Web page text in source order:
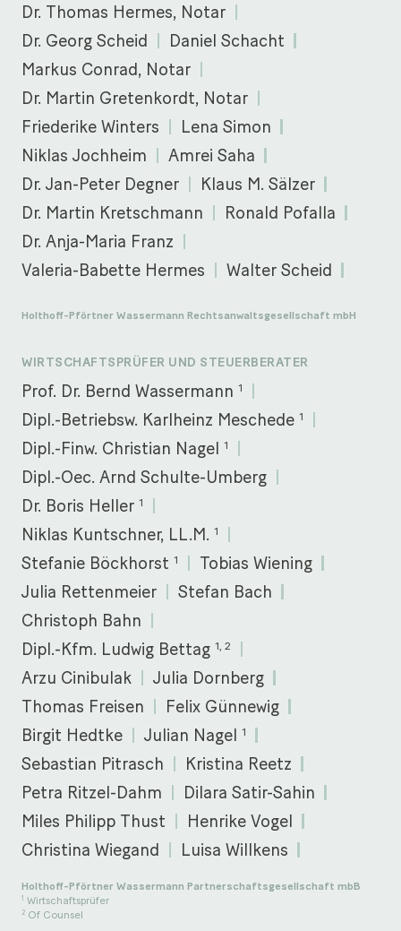
Dr. Thomas Hermes, Notar
Dr. Georg Scheid
Daniel Schacht
Markus Conrad, Notar
Dr. Martin Gretenkordt, Notar
Friederike Winters
Lena Simon
Niklas Jochheim
Amrei Saha
Dr. Jan-Peter Degner
Klaus M. Sälzer
Dr. Martin Kretschmann
Ronald Pofalla
Dr. Anja-Maria Franz
Valeria-Babette Hermes
Walter Scheid
Holthoff-Pförtner Wassermann Rechtsanwaltsgesellschaft mbH
WIRTSCHAFTSPRÜFER UND STEUERBERATER
Prof. Dr. Bernd Wassermann 1
Dipl.-Betriebsw. Karlheinz Meschede 1
Dipl.-Finw. Christian Nagel 1
Dipl.-Oec. Arnd Schulte-Umberg
Dr. Boris Heller 1
Niklas Kuntschner, LL.M. 1
Stefanie Böckhorst 1
Tobias Wiening
Julia Rettenmeier
Stefan Bach
Christoph Bahn
Dipl.-Kfm. Ludwig Bettag 1, 2
Arzu Cinibulak
Julia Dornberg
Thomas Freisen
Felix Günnewig
Birgit Hedtke
Julian Nagel 1
Sebastian Pitrasch
Kristina Reetz
Petra Ritzel-Dahm
Dilara Satir-Sahin
Miles Philipp Thust
Henrike Vogel
Christina Wiegand
Luisa Willkens
Holthoff-Pförtner Wassermann Partnerschaftsgesellschaft mbB
1 Wirtschaftsprüfer
2 Of Counsel